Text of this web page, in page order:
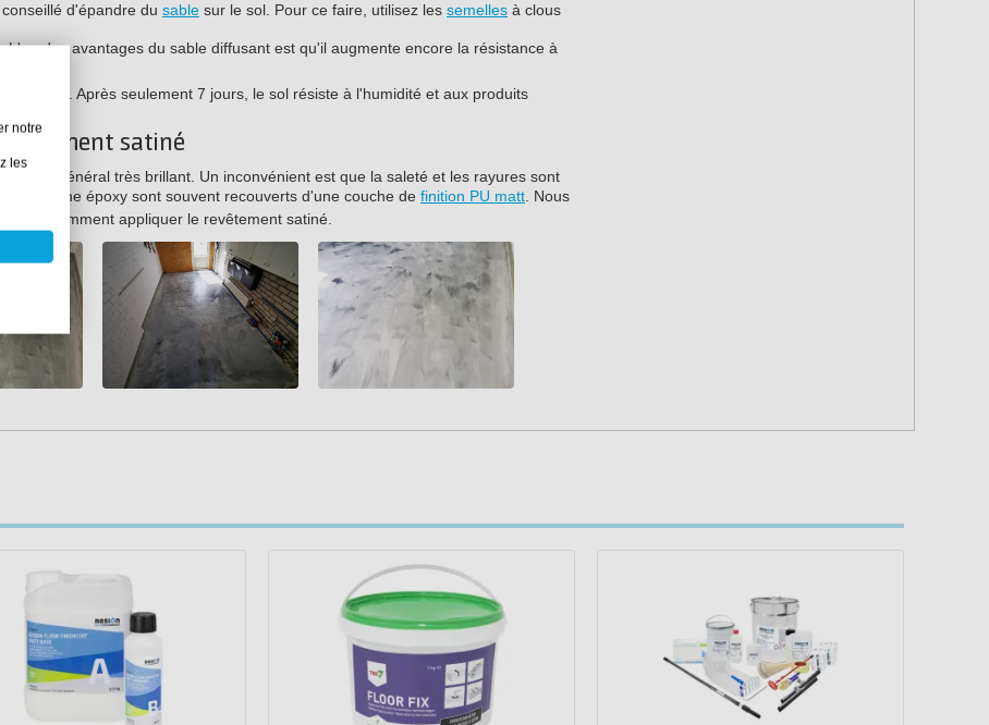
d'épandre du sable sur le sol. Pour ce faire, utilisez les semelles à clous
des avantages du sable diffusant est qu'il augmente encore la résistance à
l'utiliser. Après seulement 7 jours, le sol résiste à l'humidité et aux produits
satiné
est en général très brillant. Un inconvénient est que la saleté et les rayures sont
en résine époxy sont souvent recouverts d'une couche de finition PU matt. Nous
comment appliquer le revêtement satiné.
notre
les